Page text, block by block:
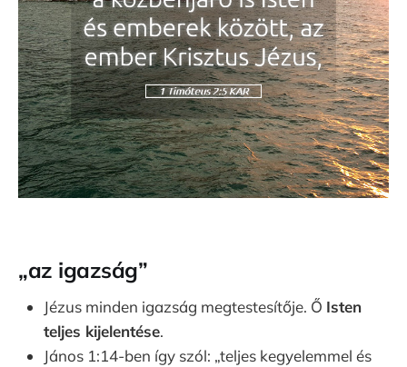
„az igazság”
Jézus minden igazság megtestesítője. Ő Isten
teljes kijelentése.
János 1:14-ben így szól: „teljes kegyelemmel és